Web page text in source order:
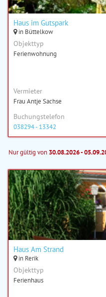
Haus im Gutspark
in Büttelkow
Objekttyp
Ferienwohnung
Vermieter
Frau Antje Sachse
Buchungstelefon
038294 - 13342
Nur gültig von 30.08.2026 -
Haus Am Strand
in Rerik
Objekttyp
Ferienhaus